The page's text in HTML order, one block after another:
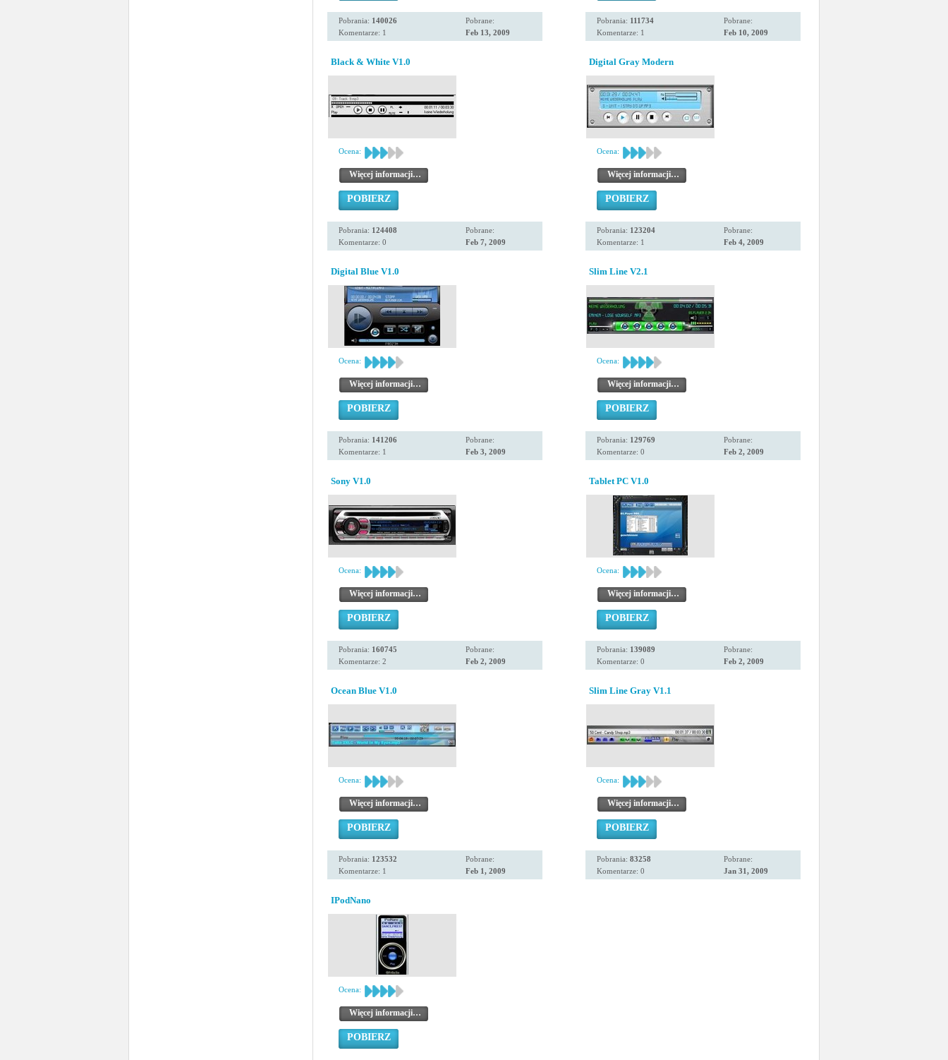
Pobrania: 140026
Komentarze: 1
Pobrane:
Feb 13, 2009
Pobrania: 111734
Komentarze: 1
Pobrane:
Feb 10, 2009
Black & White V1.0
Ocena:
Więcej informacji…
POBIERZ
Pobrania: 124408
Komentarze: 0
Pobrane:
Feb 7, 2009
Digital Gray Modern
Ocena:
Więcej informacji…
POBIERZ
Pobrania: 123204
Komentarze: 1
Pobrane:
Feb 4, 2009
Digital Blue V1.0
Ocena:
Więcej informacji…
POBIERZ
Pobrania: 141206
Komentarze: 1
Pobrane:
Feb 3, 2009
Slim Line V2.1
Ocena:
Więcej informacji…
POBIERZ
Pobrania: 129769
Komentarze: 0
Pobrane:
Feb 2, 2009
Sony V1.0
Ocena:
Więcej informacji…
POBIERZ
Pobrania: 160745
Komentarze: 2
Pobrane:
Feb 2, 2009
Tablet PC V1.0
Ocena:
Więcej informacji…
POBIERZ
Pobrania: 139089
Komentarze: 0
Pobrane:
Feb 2, 2009
Ocean Blue V1.0
Ocena:
Więcej informacji…
POBIERZ
Pobrania: 123532
Komentarze: 1
Pobrane:
Feb 1, 2009
Slim Line Gray V1.1
Ocena:
Więcej informacji…
POBIERZ
Pobrania: 83258
Komentarze: 0
Pobrane:
Jan 31, 2009
IPodNano
Ocena:
Więcej informacji…
POBIERZ